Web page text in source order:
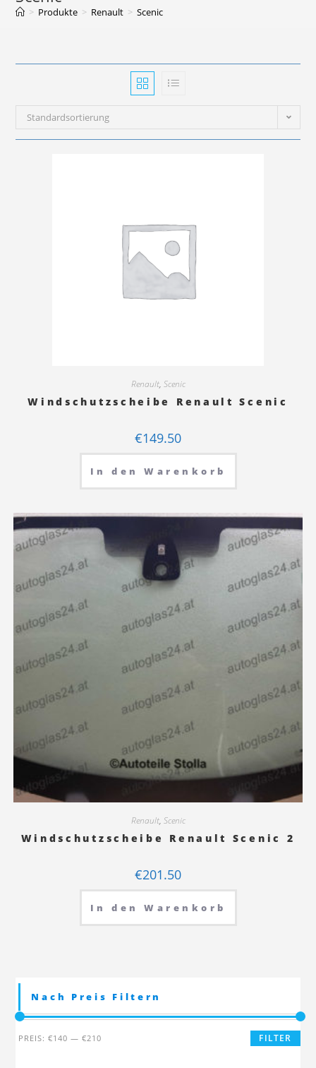
> Produkte > Renault > Scenic
Standardsortierung
Renault, Scenic
Windschutzscheibe Renault Scenic
€149.50
In den Warenkorb
Renault, Scenic
Windschutzscheibe Renault Scenic 2
€201.50
In den Warenkorb
Nach Preis Filtern
Min.
Max.
FILTER
PREIS:€140 —€210